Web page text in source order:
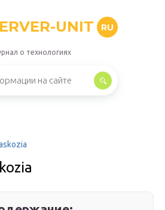
UNIT RU
о технологиях